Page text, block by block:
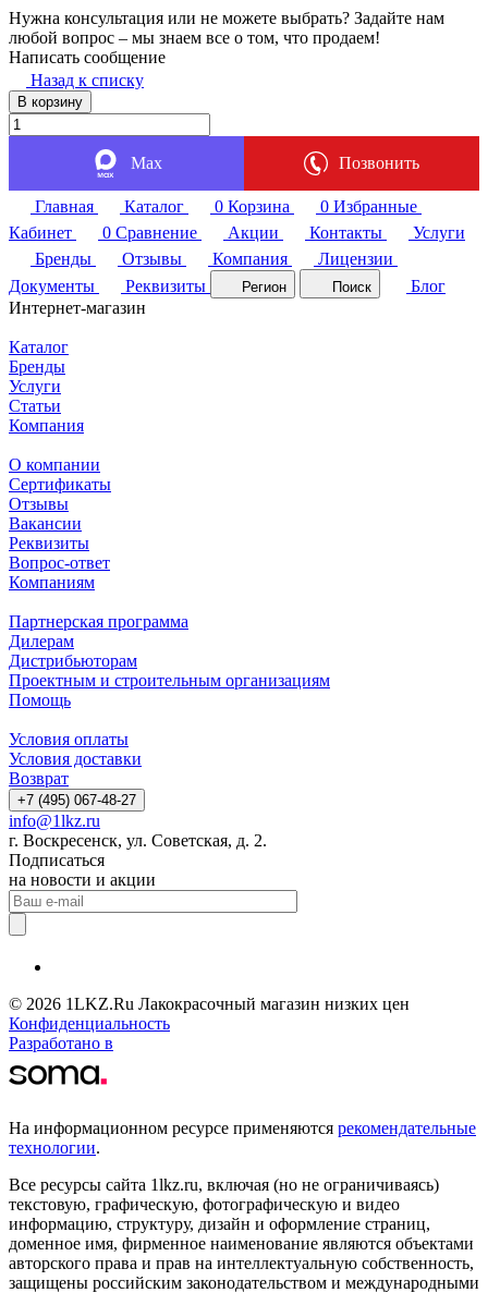
Нужна консультация или не можете выбрать? Задайте нам
любой вопрос – мы знаем все о том, что продаем!
Написать сообщение
Назад к списку
В корзину
Max Позвонить
Главная Каталог 0 Корзина 0 Избранные
Кабинет
0 Сравнение Акции Контакты
Услуги
Бренды
Отзывы Компания
Лицензии
Документы
Реквизиты Регион Поиск
Блог
Интернет-магазин
Каталог
Бренды
Услуги
Статьи
Компания
О компании
Сертификаты
Отзывы
Вакансии
Реквизиты
Вопрос-ответ
Компаниям
Партнерская программа
Дилерам
Дистрибьюторам
Проектным и строительным организациям
Помощь
Условия оплаты
Условия доставки
Возврат
+7 (495) 067-48-27
info@1lkz.ru
г. Воскресенск, ул. Советская, д. 2.
Подписаться
на новости и акции
© 2026 1LKZ.Ru Лакокрасочный магазин низких цен
Конфиденциальность
Разработано в
На информационном ресурсе применяются рекомендательные
технологии.
Все ресурсы сайта 1lkz.ru, включая (но не ограничиваясь)
текстовую, графическую, фотографическую и видео
информацию, структуру, дизайн и оформление страниц,
доменное имя, фирменное наименование являются объектами
авторского права и прав на интеллектуальную собственность,
защищены российским законодательством и международными